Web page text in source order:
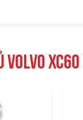
XC60